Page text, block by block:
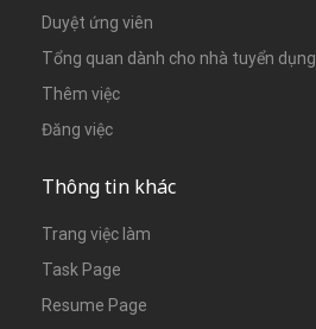
Duyệt ứng viên
Tổng quan dành cho nhà tuyển dụng
Thêm việc
Đăng việc
Thông tin khác
Trang việc làm
Task Page
Resume Page